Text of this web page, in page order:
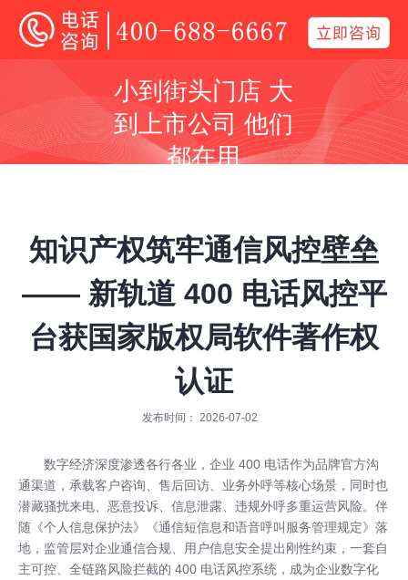
全国400电话受理中心
400号码呼叫中心平台技术服务商
同等号码，服务更优
全国400服务热线：
400-688-6667
400电话
小到街头门店 大
到上市公司 他们
都在用
知识产权筑牢通信风控壁垒
—— 新轨道 400 电话风控平
台获国家版权局软件著作权
认证
发布时间： 2026-07-02
数字经济深度渗透各行各业，企业 400 电话作为品牌官方沟
通渠道，承载客户咨询、售后回访、业务外呼等核心场景，同时也
潜藏骚扰来电、恶意投诉、信息泄露、违规外呼多重运营风险。伴
随《个人信息保护法》《通信短信息和语音呼叫服务管理规定》落
地，监管层对企业通信合规、用户信息安全提出刚性约束，一套自
主可控、全链路风险拦截的 400 电话风控系统，成为企业数字化